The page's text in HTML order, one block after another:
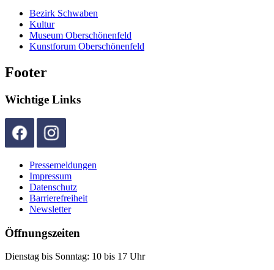
Bezirk Schwaben
Kultur
Museum Oberschönenfeld
Kunstforum Oberschönenfeld
Footer
Wichtige Links
Pressemeldungen
Impressum
Datenschutz
Barrierefreiheit
Newsletter
Öffnungszeiten
Dienstag bis Sonntag: 10 bis 17 Uhr